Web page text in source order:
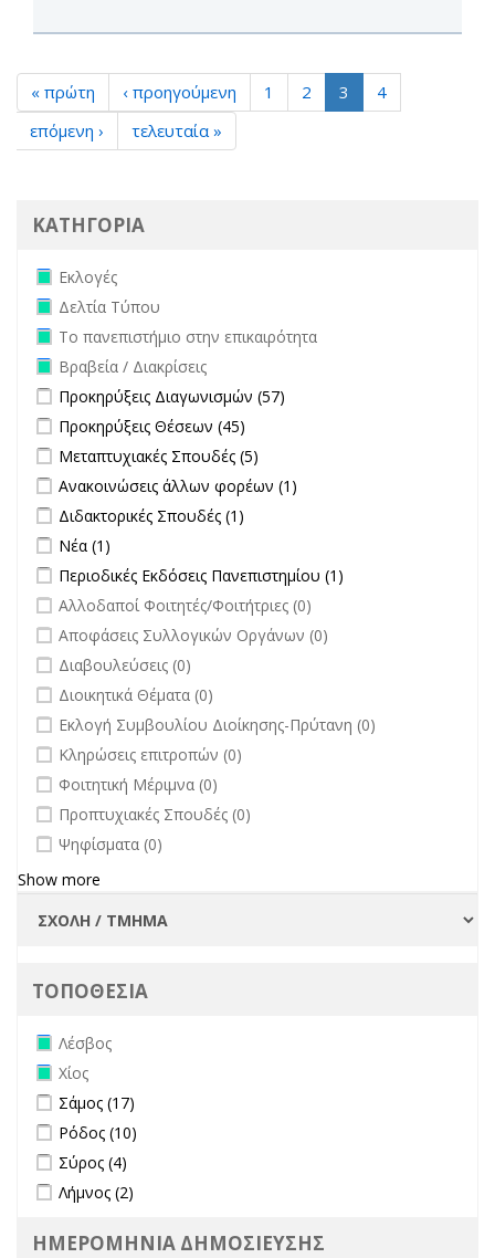
« πρώτη ‹ προηγούμενη 1 2 3
4
επόμενη ›
τελευταία »
ΚΑΤΗΓΟΡΙΑ
Remove Εκλογές filter
Εκλογές
Remove Δελτία Τύπου filter
Δελτία Τύπου
Remove Το πανεπιστήμιο στην επικαιρότητα filter
Το πανεπιστήμιο στην επικαιρότητα
Remove Βραβεία / Διακρίσεις filter
Βραβεία / Διακρίσεις
Apply Προκηρύξεις Διαγωνισμών filter
Προκηρύξεις Διαγωνισμών (57)
Apply Προκηρύξεις Θέσεων filter
Προκηρύξεις Θέσεων (45)
Apply Μεταπτυχιακές Σπουδές filter
Μεταπτυχιακές Σπουδές (5)
Apply Ανακοινώσεις άλλων φορέων filter
Ανακοινώσεις άλλων φορέων (1)
Apply Διδακτορικές Σπουδές filter
Διδακτορικές Σπουδές (1)
Apply Νέα filter
Νέα (1)
Apply Περιοδικές Εκδόσεις Πανεπιστημίου filter
Περιοδικές Εκδόσεις Πανεπιστημίου (1)
undefined
Αλλοδαποί Φοιτητές/Φοιτήτριες (0)
undefined
Αποφάσεις Συλλογικών Οργάνων (0)
undefined
Διαβουλεύσεις (0)
undefined
Διοικητικά Θέματα (0)
undefined
Εκλογή Συμβουλίου Διοίκησης-Πρύτανη (0)
undefined
Κληρώσεις επιτροπών (0)
undefined
Φοιτητική Μέριμνα (0)
undefined
Προπτυχιακές Σπουδές (0)
undefined
Ψηφίσματα (0)
Show more
ΤΟΠΟΘΕΣΙΑ
Remove Λέσβος filter
Λέσβος
Remove Χίος filter
Χίος
Apply Σάμος filter
Σάμος (17)
Apply Ρόδος filter
Ρόδος (10)
Apply Σύρος filter
Σύρος (4)
Apply Λήμνος filter
Λήμνος (2)
ΗΜΕΡΟΜΗΝΙΑ ΔΗΜΟΣΙΕΥΣΗΣ